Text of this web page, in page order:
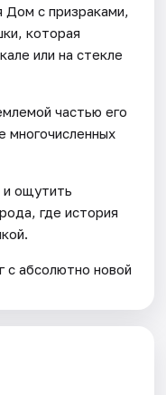
Дом с призраками,
которая
или на стекле
частью его
многочисленных
и ощутить
где история
с абсолютно новой